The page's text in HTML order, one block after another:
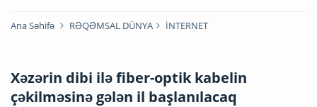
Ana Səhifə RƏQƏMSAL DÜNYA İNTERNET
Xəzərin dibi ilə fiber-optik kabelin
çəkilməsinə gələn il başlanılacaq